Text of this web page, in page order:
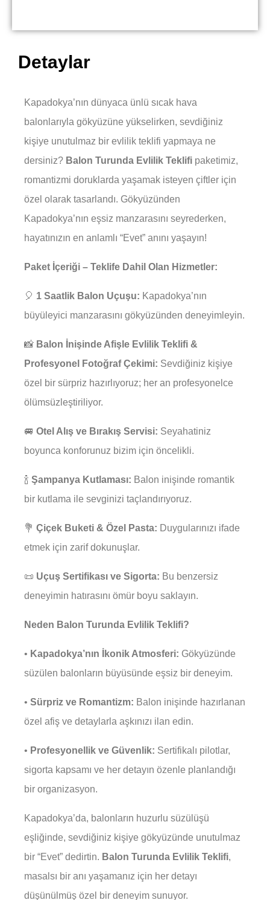
Detaylar
Kapadokya’nın dünyaca ünlü sıcak hava
balonlarıyla gökyüzüne yükselirken, sevdiğiniz
kişiye unutulmaz bir evlilik teklifi yapmaya ne
dersiniz? Balon Turunda Evlilik Teklifi paketimiz,
romantizmi doruklarda yaşamak isteyen çiftler için
özel olarak tasarlandı. Gökyüzünden
Kapadokya’nın eşsiz manzarasını seyrederken,
hayatınızın en anlamlı “Evet” anını yaşayın!
Paket İçeriği – Teklife Dahil Olan Hizmetler:
🎈 1 Saatlik Balon Uçuşu: Kapadokya’nın
büyüleyici manzarasını gökyüzünden deneyimleyin.
📸 Balon İnişinde Afişle Evlilik Teklifi &
Profesyonel Fotoğraf Çekimi: Sevdiğiniz kişiye
özel bir sürpriz hazırlıyoruz; her an profesyonelce
ölümsüzleştiriliyor.
🚐 Otel Alış ve Bırakış Servisi: Seyahatiniz
boyunca konforunuz bizim için öncelikli.
🍾 Şampanya Kutlaması: Balon inişinde romantik
bir kutlama ile sevginizi taçlandırıyoruz.
💐 Çiçek Buketi & Özel Pasta: Duygularınızı ifade
etmek için zarif dokunuşlar.
📜 Uçuş Sertifikası ve Sigorta: Bu benzersiz
deneyimin hatırasını ömür boyu saklayın.
Neden Balon Turunda Evlilik Teklifi?
• Kapadokya’nın İkonik Atmosferi: Gökyüzünde
süzülen balonların büyüsünde eşsiz bir deneyim.
• Sürpriz ve Romantizm: Balon inişinde hazırlanan
özel afiş ve detaylarla aşkınızı ilan edin.
• Profesyonellik ve Güvenlik: Sertifikalı pilotlar,
sigorta kapsamı ve her detayın özenle planlandığı
bir organizasyon.
Kapadokya’da, balonların huzurlu süzülüşü
eşliğinde, sevdiğiniz kişiye gökyüzünde unutulmaz
bir “Evet” dedirtin. Balon Turunda Evlilik Teklifi,
masalsı bir anı yaşamanız için her detayı
düşünülmüş özel bir deneyim sunuyor.